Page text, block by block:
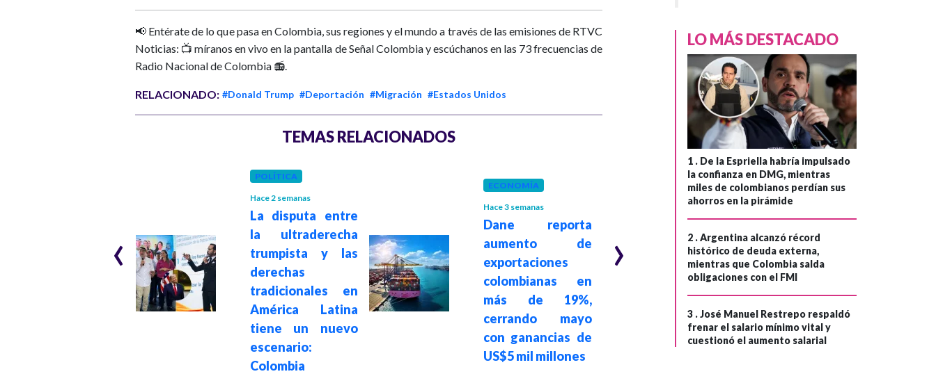
📢 Entérate de lo que pasa en Colombia, sus regiones y el mundo a través de las emisiones de RTVC
Noticias: 📺 míranos en vivo en la pantalla de Señal Colombia y escúchanos en las 73 frecuencias de
Radio Nacional de Colombia 📻.
RELACIONADO: #Donald Trump #Deportación #Migración #Estados Unidos
TEMAS RELACIONADOS
exigen a la FIFA
POLÍTICA
Hace 2 semanas
La disputa entre
la ultraderecha
trumpista y las
derechas
tradicionales en
América Latina
tiene un nuevo
escenario:
Colombia
ECONOMÍA
Hace 3 semanas
Dane reporta
aumento de
exportaciones
colombianas en
más de 19%,
cerrando mayo
con ganancias de
US$5 mil millones
FÚTBOL Hace 1 mes
Radio Nacional de
Colombia
transmite la
emoción de los
octavos de final
del Mundial de la
FIFA 2026 a todo
el país
‹ ›
LO MÁS DESTACADO
1 . De la Espriella habría impulsado
la confianza en DMG, mientras
miles de colombianos perdían sus
ahorros en la pirámide
2 .Argentina alcanzó récord
histórico de deuda externa,
mientras que Colombia salda
obligaciones con el FMI
3 .José Manuel Restrepo respaldó
frenar el salario mínimo vital y
cuestionó el aumento salarial